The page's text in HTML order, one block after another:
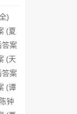
)
(夏
答案
(天
周亚
答案
(谭
钟